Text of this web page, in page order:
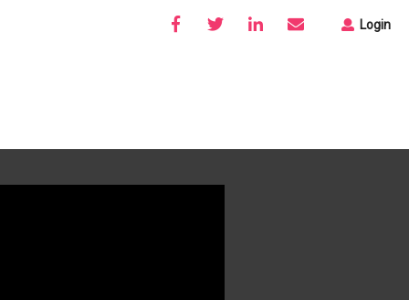
Login